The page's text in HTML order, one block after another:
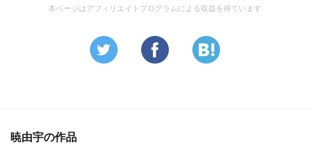
本ページはアフィリエイトプログラムによる収益を得ています
暁由宇の作品